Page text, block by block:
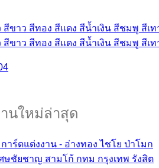
นใหม่ล่าสุด